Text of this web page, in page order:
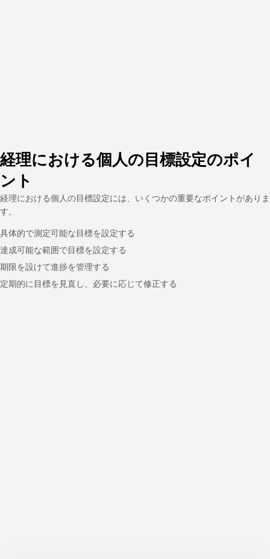
経理における個人の目標設定のポイ
ント
経理における個人の目標設定には、いくつかの重要なポイントがありま
す。
具体的で測定可能な目標を設定する
達成可能な範囲で目標を設定する
期限を設けて進捗を管理する
定期的に目標を見直し、必要に応じて修正する